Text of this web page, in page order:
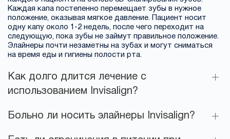
Каждая капа постепенно перемещает зубы в нужное
положение, оказывая мягкое давление. Пациент носит
одну капу около 1-2 недель, после чего переходит на
следующую, пока зубы не займут правильное положение.
Элайнеры почти незаметны на зубах и могут сниматься
на время еды и гигиены полости рта.
Как долго длится лечение с
использованием Invisalign?
Больно ли носить элайнеры Invisalign?